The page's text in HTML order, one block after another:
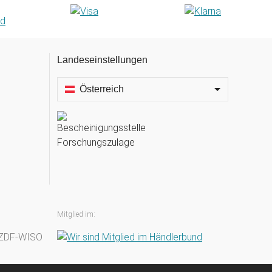
Landeseinstellungen
Österreich
Mitglied im: